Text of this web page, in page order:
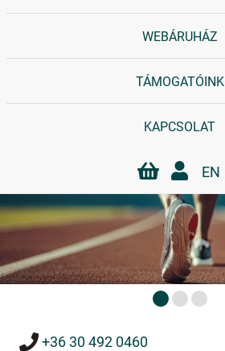
WEBÁRUHÁZ
TÁMOGATÓINK
KAPCSOLAT
EN
+36 30 492 0460